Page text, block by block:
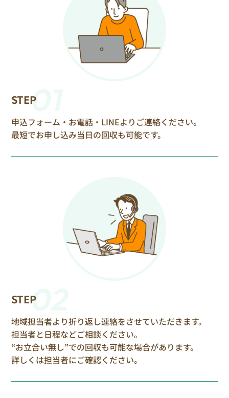
STEP01
申込フォーム・お電話・LINEよりご連絡ください。
最短でお申し込み当日の回収も可能です。
STEP02
地域担当者より折り返し連絡をさせていただきます。
担当者と日程などご相談ください。
“お立合い無し”での回収も可能な場合があります。
詳しくは担当者にご確認ください。